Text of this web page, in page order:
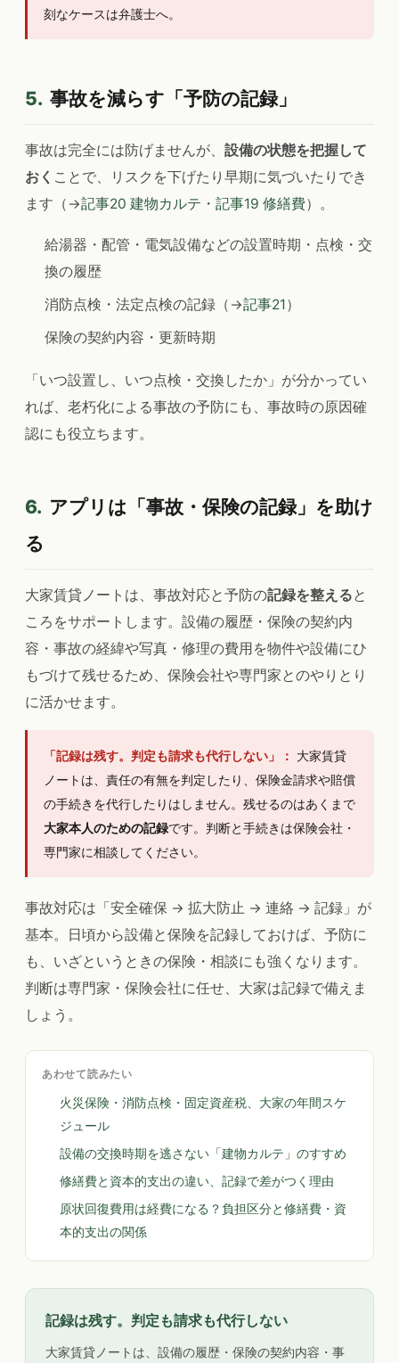
刻なケースは弁護士へ。
5. 事故を減らす「予防の記録」
事故は完全には防げませんが、 設備の状態を把握して
おく ことで、リスクを下げたり早期に気づいたりでき
ます（→記事20 建物カルテ ・ 記事19 修繕費）。
給湯器・配管・電気設備などの設置時期・点検・交
換の履歴
消防点検・法定点検の記録（→記事21）
保険の契約内容・更新時期
「いつ設置し、いつ点検・交換したか」が分かってい
れば、老朽化による事故の予防にも、事故時の原因確
認にも役立ちます。
6. アプリは「事故・保険の記録」を助け
る
大家賃貸ノートは、事故対応と予防の記録を整えると
ころをサポートします。設備の履歴・保険の契約内
容・事故の経緯や写真・修理の費用を物件や設備にひ
もづけて残せるため、保険会社や専門家とのやりとり
に活かせます。
「記録は残す。判定も請求も代行しない」： 大家賃貸
ノートは、責任の有無を判定したり、保険金請求や賠償
の手続きを代行したりはしません。残せるのはあくまで
大家本人のための記録です。判断と手続きは保険会社・
専門家に相談してください。
事故対応は「安全確保 → 拡大防止 → 連絡 → 記録」が
基本。日頃から設備と保険を記録しておけば、予防に
も、いざというときの保険・相談にも強くなります。
判断は専門家・保険会社に任せ、大家は記録で備えま
しょう。
あわせて読みたい
火災保険・消防点検・固定資産税、大家の年間スケ
ジュール
設備の交換時期を逃さない「建物カルテ」のすすめ
修繕費と資本的支出の違い、記録で差がつく理由
原状回復費用は経費になる？負担区分と修繕費・資
本的支出の関係
記録は残す。判定も請求も代行しない
大家賃貸ノートは、設備の履歴・保険の契約内容・事